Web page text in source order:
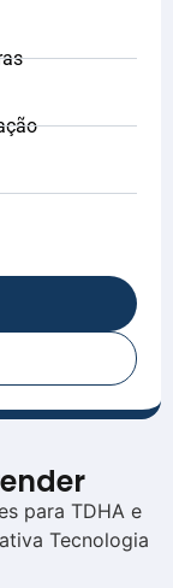
para TDHA e
Tecnologia